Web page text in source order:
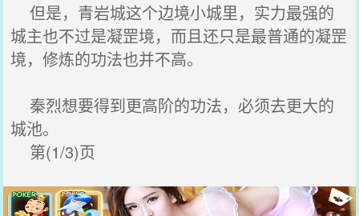
但是，青岩城这个边境小城里，实力最强的
城主也不过是凝罡境，而且还只是最普通的凝罡
境，修炼的功法也并不高。
秦烈想要得到更高阶的功法，必须去更大的
城池。
第(1/3)页